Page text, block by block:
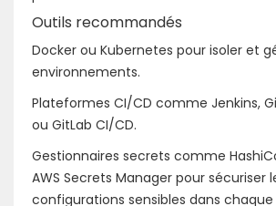
Outils recommandés
Docker ou Kubernetes pour isoler et
environnements.
Plateformes CI/CD comme Jenkins,
ou GitLab CI/CD.
Gestionnaires secrets comme
AWS Secrets Manager pour sécuriser
configurations sensibles dans chaque